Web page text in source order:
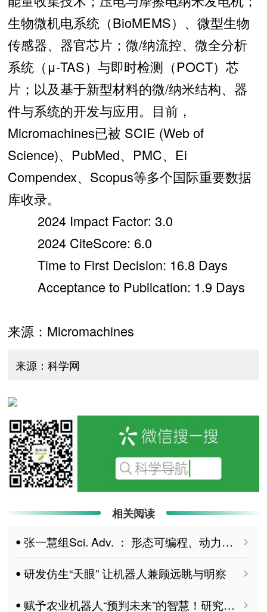
生物微机电系统（BioMEMS）、微型生物
传感器、器官芯片；微/纳流控、微全分析
系统（μ-TAS）与即时检测（POCT）芯
片；以及基于新型材料的微/纳米结构、器
件与系统的开发与应用。目前，
Micromachines已被 SCIE (Web of
Science)、PubMed、PMC、Ei
Compendex、Scopus等多个国际重要数据
库收录。
2024 Impact Factor: 3.0
2024 CiteScore: 6.0
Time to First Decision: 16.8 Days
Acceptance to Publication: 1.9 Days
来源：Micromachines
来源：科学网
相关阅读
ꔷ 张一慧组Sci. Adv. ： 形态可编程、动力学可调的肌骨致动器
ꔷ 研发仿生“天眼” 让机器人兼顾远眺与明察
ꔷ 赋予农业机器人“预判未来”的智慧！研究团队实现环境污染物精准预警